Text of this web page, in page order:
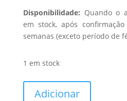
Disponibilidade: Quando o
em stock, após
semanas (exceto período de
1 em stock
Adicionar